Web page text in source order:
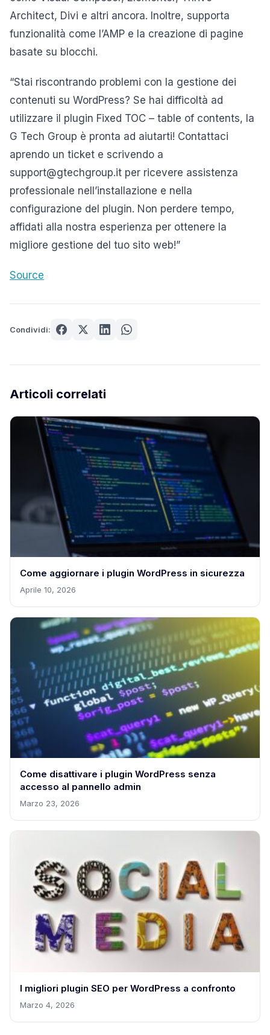
Architect, Divi e altri ancora. Inoltre, supporta
funzionalità come l’AMP e la creazione di pagine
basate su blocchi.
“Stai riscontrando problemi con la gestione dei
contenuti su WordPress? Se hai difficoltà ad
utilizzare il plugin Fixed TOC – table of contents, la
G Tech Group è pronta ad aiutarti! Contattaci
aprendo un ticket e scrivendo a
support@gtechgroup.it per ricevere assistenza
professionale nell’installazione e nella
configurazione del plugin. Non perdere tempo,
affidati alla nostra esperienza per ottenere la
migliore gestione del tuo sito web!”
Source
Condividi:
Articoli correlati
Come aggiornare i plugin WordPress in sicurezza
Aprile 10, 2026
Come disattivare i plugin WordPress senza
accesso al pannello admin
Marzo 23, 2026
I migliori plugin SEO per WordPress a confronto
Marzo 4, 2026